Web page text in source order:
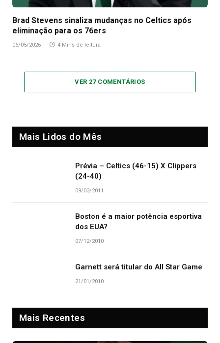
Brad Stevens sinaliza mudanças no Celtics após
eliminação para os 76ers
06/05/2026 4 Mins de leitura
VER 27 COMENTÁRIOS
Mais Lidos do Mês
Prévia – Celtics (46-15) X Clippers
(24-40)
09/03/2011
Boston é a maior potência esportiva
dos EUA?
07/12/2010
Garnett será titular do All Star Game
21/01/2010
Mais Recentes